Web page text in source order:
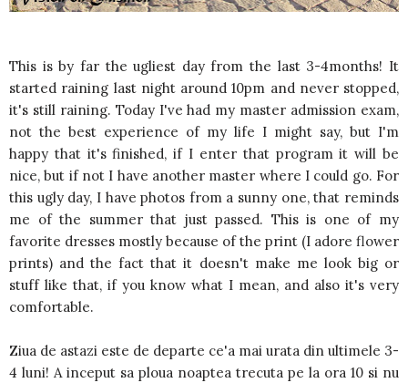
This is by far the ugliest day from the last 3-4months! It
started raining last night around 10pm and never stopped,
it's still raining. Today I've had my master admission exam,
not the best experience of my life I might say, but I'm
happy that it's finished, if I enter that program it will be
nice, but if not I have another master where I could go. For
this ugly day, I have photos from a sunny one, that reminds
me of the summer that just passed. This is one of my
favorite dresses mostly because of the print (I adore flower
prints) and the fact that it doesn't make me look big or
stuff like that, if you know what I mean, and also it's very
comfortable.
Ziua de astazi este de departe ce'a mai urata din ultimele 3-
4 luni! A inceput sa ploua noaptea trecuta pe la ora 10 si nu